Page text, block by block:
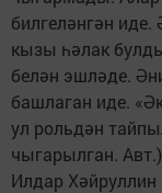
билгеләнгән
кызы һәлак
белән эшләде.
башлаган иде.
ул рольдән
чыгарылган.
Илдар